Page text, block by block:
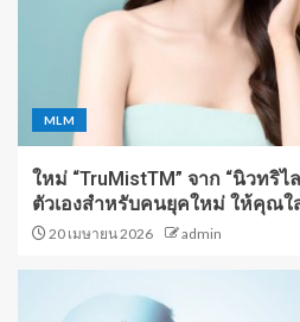
MLM
ใหม่ “TruMistTM” จาก “นิวทริไ
ตัวเองสำหรับคนยุคใหม่ ให้คุณใ
20 เมษายน 2026 admin